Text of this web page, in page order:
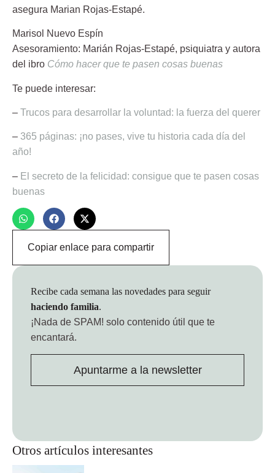
asegura Marian Rojas-Estapé.
Marisol Nuevo Espín
Asesoramiento: Marián Rojas-Estapé, psiquiatra y autora
del ibro Cómo hacer que te pasen cosas buenas
Te puede interesar:
– Trucos para desarrollar la voluntad: la fuerza del querer
– 365 páginas: ¡no pases, vive tu historia cada día del
año!
– El secreto de la felicidad: consigue que te pasen cosas
buenas
Copiar enlace para compartir
Otros artículos interesantes
Recibe cada semana las novedades para seguir
haciendo familia.
¡Nada de SPAM! solo contenido útil que te
encantará.
Apuntarme a la newsletter